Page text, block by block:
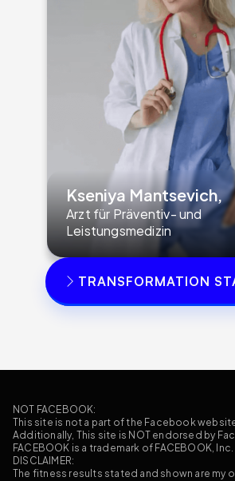
Kseniya Mantsevich,
Arzt für Präventiv- und
Leistungsmedizin
TRANSFORMATION
NOT FACEBOOK:
This site is not a part of the Facebook
Additionally, This site is NOT endorsed by
FACEBOOK is a trademark of FACEBOOK, Inc.
DISCLAIMER:
The fitness results stated and shown are my